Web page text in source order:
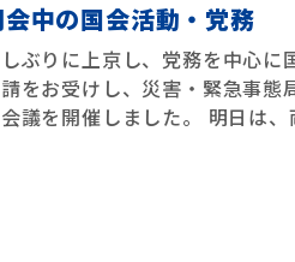
中の国会活動・党務
ぶりに上京し、党務を中心に
をお受けし、災害・緊急事態
議を開催しました。 明日は